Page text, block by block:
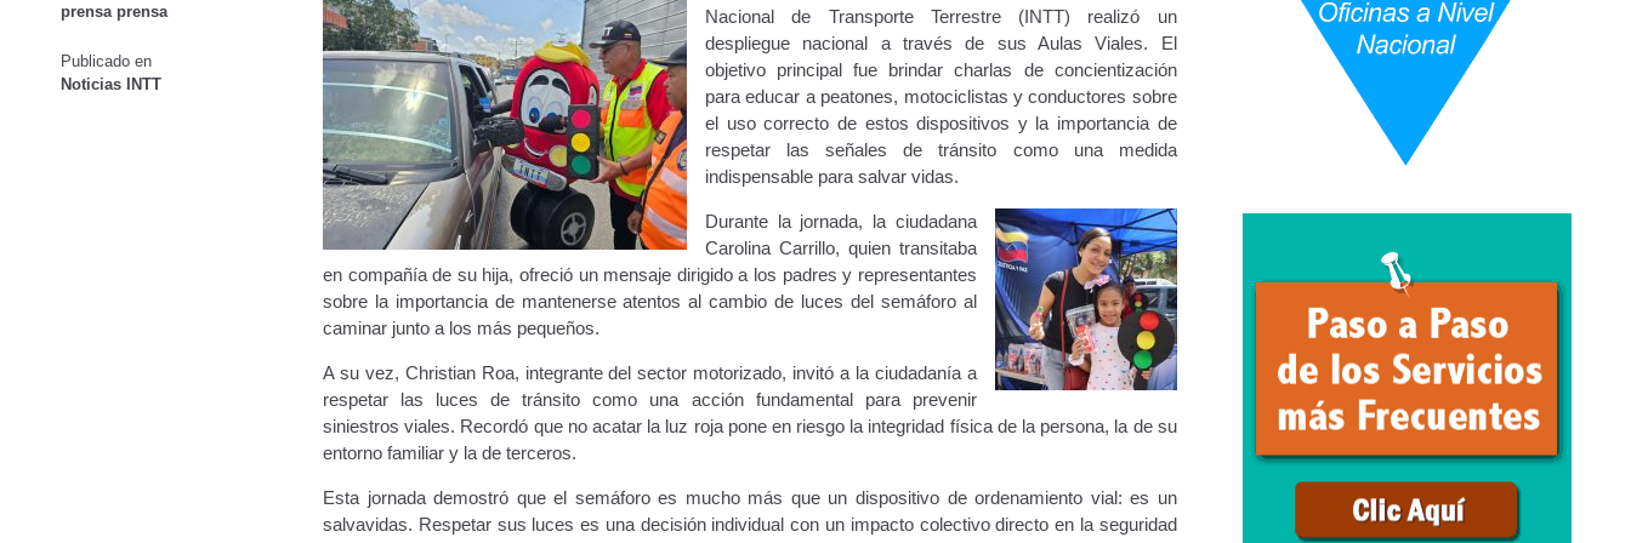
Otorgamiento de autorización para publicidad en vehículos.
Otorgamiento de la Certificación de Prestación de Servicio (CPS) de Transporte Público de Personas (RUTAS SUB URBANAS-INTERURBANAS) – Frecuentes
Pago Electrónico de Trámites en Línea Paso a Paso Planilla Única de Trámite Registro Original de Licencia de Conducir Tercer Grado (3°).
Registro Original de Licencia para Conducir Cuarto Grado (4°). Registro Original de Licencia para Conducir Quinto Grado (5°).
Registro Original de Licencia para Conducir Segundo Grado (2°) – (Mayores de 16 años). Registro Original de Licencia para Conducir Segundo Grado (2°) – (Mayores de 18 años).
Registro Original de Licencia para Conducir Tercer Grado (3°) – (Mayores de 16 y menores de 18 años).
Registro Original Particulares, Carga, Motocicletas, Taxi, Transporte Público y Privado de Personas – Servicio Frecuente Servicios Conexos
Tarifa por Concepto de Guarda y Custodia de Vehículos en Estacionamiento Trabajos en la Vía Pública Transporte de Carga
Traspasos y otros modos de Transferir la Propiedad del Vehículo – Servicio Frecuente Vehículo Vehículos Recuperados Depositados en Estacionamiento de Guarda y Custodia
prensa prensa
Publicado en
Noticias INTT
Nacional de Transporte Terrestre (INTT) realizó un
despliegue nacional a través de sus Aulas Viales. El
objetivo principal fue brindar charlas de concientización
para educar a peatones, motociclistas y conductores sobre
el uso correcto de estos dispositivos y la importancia de
respetar las señales de tránsito como una medida
indispensable para salvar vidas.
Durante la jornada, la ciudadana
Carolina Carrillo, quien transitaba
en compañía de su hija, ofreció un mensaje dirigido a los padres y representantes
sobre la importancia de mantenerse atentos al cambio de luces del semáforo al
caminar junto a los más pequeños.
A su vez, Christian Roa, integrante del sector motorizado, invitó a la ciudadanía a
respetar las luces de tránsito como una acción fundamental para prevenir
siniestros viales. Recordó que no acatar la luz roja pone en riesgo la integridad física de la persona, la de su
entorno familiar y la de terceros.
Esta jornada demostró que el semáforo es mucho más que un dispositivo de ordenamiento vial: es un
salvavidas. Respetar sus luces es una decisión individual con un impacto colectivo directo en la seguridad